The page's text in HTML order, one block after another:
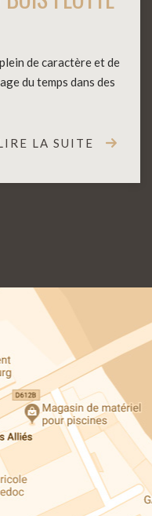
de caractère et de
du temps dans des
LA SUITE